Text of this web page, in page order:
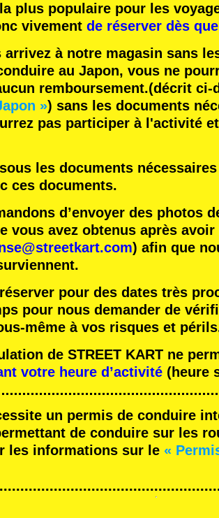
plus populaire pour les
vivement de réserver dès
à notre magasin sans
au Japon, vous ne
remboursement.(décrit ci-
») sans les documents
pas participer à l'activité
les documents
ces documents.
d’envoyer des photos
vous avez obtenus après
) afin que
pour des dates très
pour nous demander de
même à vos risques et
de STREET KART ne
votre heure d’activité (heure
un permis de conduire
de conduire sur les
les informations sur le «